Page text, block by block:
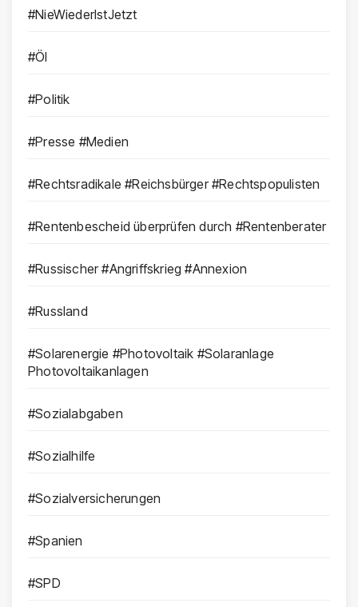
#NieWiederIstJetzt
#Öl
#Politik
#Presse #Medien
#Rechtsradikale #Reichsbürger #Rechtspopulisten
#Rentenbescheid überprüfen durch #Rentenberater
#Russischer #Angriffskrieg #Annexion
#Russland
#Solarenergie #Photovoltaik #Solaranlage
Photovoltaikanlagen
#Sozialabgaben
#Sozialhilfe
#Sozialversicherungen
#Spanien
#SPD